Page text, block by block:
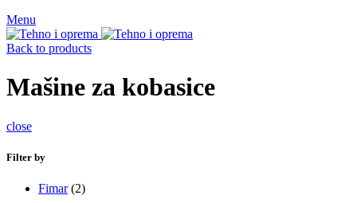
Menu
Back to products
Mašine za kobasice
close
Filter by
Fimar (2)